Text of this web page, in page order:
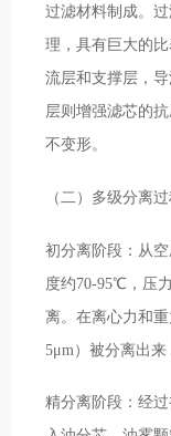
过滤材料制成。
理，具有巨大的
流层和支撑层，
层则增强滤芯的
不变形。
（二）多级分离
初分离阶段：从
度约70-95℃，压
离。在离心力和
5μm）被分离出来
精分离阶段：经